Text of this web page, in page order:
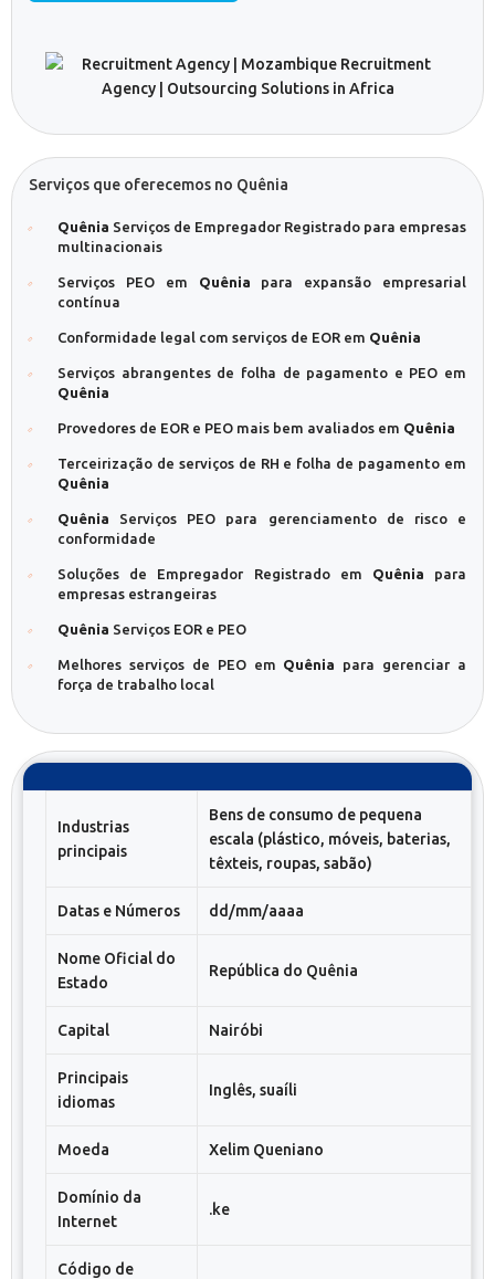
Serviços que oferecemos no Quênia
Quênia Serviços de Empregador Registrado para empresas
multinacionais
Serviços PEO em Quênia para expansão empresarial
contínua
Conformidade legal com serviços de EOR em Quênia
Serviços abrangentes de folha de pagamento e PEO em
Quênia
Provedores de EOR e PEO mais bem avaliados em Quênia
Terceirização de serviços de RH e folha de pagamento em
Quênia
Quênia Serviços PEO para gerenciamento de risco e
conformidade
Soluções de Empregador Registrado em Quênia para
empresas estrangeiras
Quênia Serviços EOR e PEO
Melhores serviços de PEO em Quênia para gerenciar a
força de trabalho local
Industrias
principais
Bens de consumo de pequena
escala (plástico, móveis, baterias,
têxteis, roupas, sabão)
Datas e Números dd/mm/aaaa
Nome Oficial do
Estado
República do Quênia
Capital Nairóbi
Principais
idiomas
Inglês, suaíli
Moeda Xelim Queniano
Domínio da
Internet
.ke
Código de